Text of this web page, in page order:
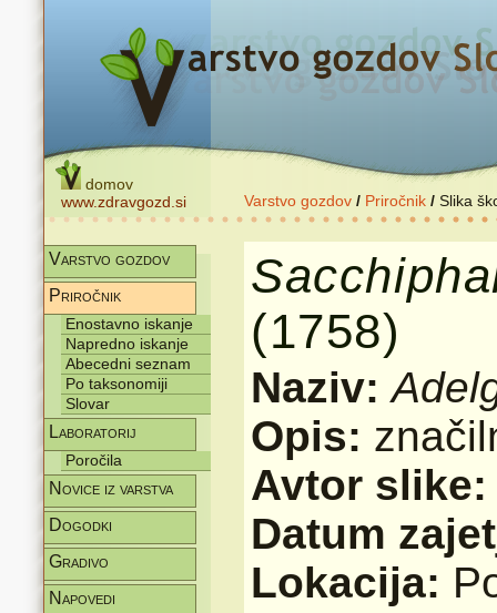
domov
www.zdravgozd.si
Varstvo gozdov / Priročnik / Slika
Varstvo gozdov
Priročnik
Enostavno iskanje
Napredno iskanje
Abecedni seznam
Po taksonomiji
Slovar
Laboratorij
Poročila
Novice iz varstva
Dogodki
Gradivo
Napovedi
(1758)
Naziv:
Opis:
Avtor
Datum
Lokacija: